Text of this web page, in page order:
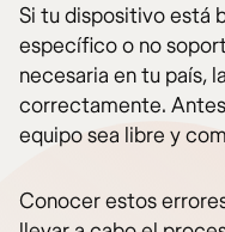
Si tu dispositivo está
específico o no
necesaria en tu país,
correctamente.
equipo sea libre y
Conocer estos